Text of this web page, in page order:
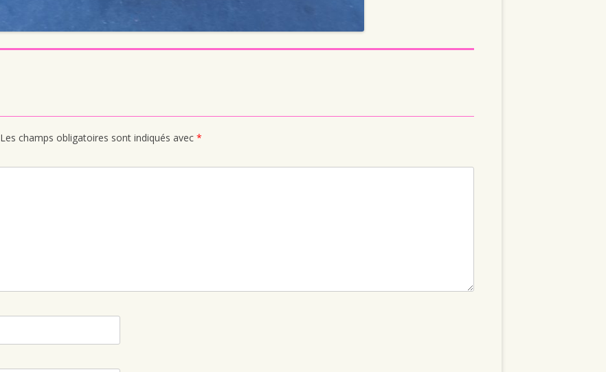
Les champs obligatoires sont indiqués avec *